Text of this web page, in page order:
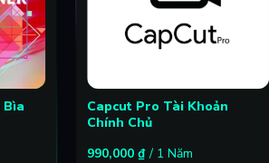
Capcut Pro Tài Khoản
Chính Chủ
990,000₫ / 1 Năm